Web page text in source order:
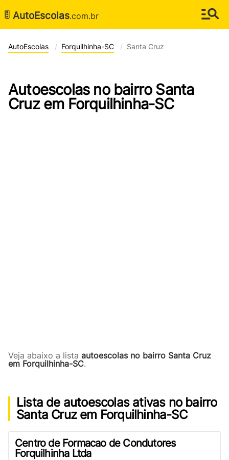
🚦 AutoEscolas.com.br
AutoEscolas Forquilhinha-SC Santa Cruz
Autoescolas no bairro Santa
Cruz em Forquilhinha-SC
Veja abaixo a lista autoescolas no bairro Santa Cruz
em Forquilhinha-SC.
Lista de autoescolas ativas no bairro
Santa Cruz em Forquilhinha-SC
Centro de Formacao de Condutores
Forquilhinha Ltda